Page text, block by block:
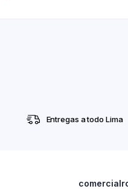
Entregas a todo Lima